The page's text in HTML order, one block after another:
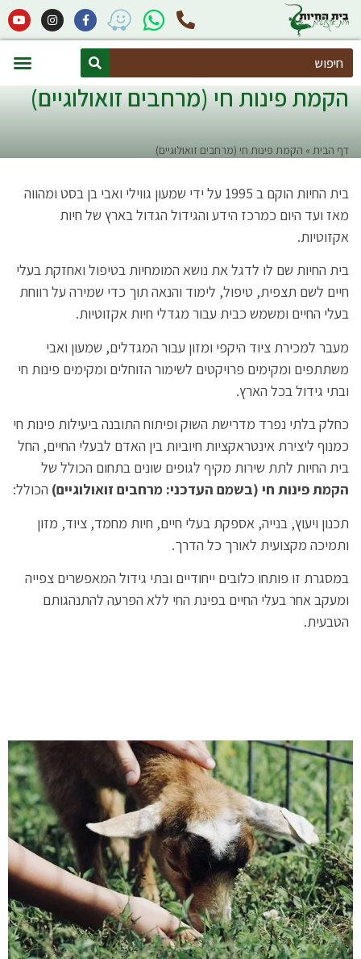
Search
הקמת פינות חי (מרחבים זואולוגיים)
דף הבית » הקמת פינות חי (מרחבים זואולוגיים)
בית החיות הוקם ב 1995 על ידי שמעון גווילי ואבי בן בסט ומהווה
מאז ועד היום כמרכז הידע והגידול הגדול בארץ של חיות
אקזוטיות.
בית החיות שם לו לדגל את נושא המומחיות בטיפול ואחזקת בעלי
חיים לשם תצפית, טיפול, לימוד והנאה תוך כדי שמירה על רווחת
בעלי החיים ומשמש כבית עבור מגדלי חיות אקזוטיות.
מעבר למכירת ציוד היקפי ומזון עבור המגדלים, שמעון ואבי
משתתפים ומקימים פרויקטים לשימור הזוחלים ומקימים פינות חי
ובתי גידול בכל הארץ.
כחלק בלתי נפרד מדרישת השוק ופיתוח התובנה ביעילות פינות חי
כמנוף ליצירת אינטראקציות חיוביות בין האדם לבעלי החיים, החל
בית החיות לתת שירות מקיף לגופים שונים בתחום הכולל של
הקמת פינות חי (בשמם העדכני: מרחבים זואולוגיים) הכולל:
תכנון ויעוץ, בנייה, אספקת בעלי חיים, חיות מחמד, ציוד, מזון
ותמיכה מקצועית לאורך כל הדרך.
במסגרת זו פותחו כלובים ייחודיים ובתי גידול המאפשרים צפייה
ומעקב אחר בעלי החיים בפינת החי ללא הפרעה להתנהגותם
הטבעית.